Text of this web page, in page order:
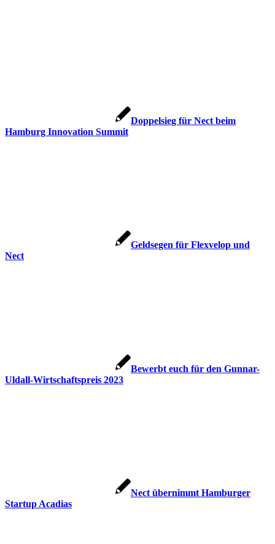
Doppelsieg für Nect beim
Hamburg Innovation Summit
Geldsegen für Flexvelop und
Nect
Bewerbt euch für den Gunnar-
Uldall-Wirtschaftspreis 2023
Nect übernimmt Hamburger
Startup Acadias